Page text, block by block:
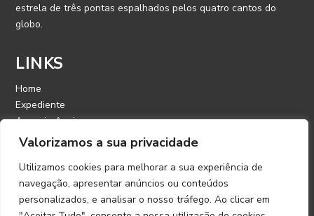
Valorizamos a sua privacidade
Utilizamos cookies para melhorar a sua experiência de
navegação, apresentar anúncios ou conteúdos
personalizados, e analisar o nosso tráfego. Ao clicar em
estrela de três pontas espalhados pelos quatro cantos do
globo.
LINKS
Home
Expediente
Anuncie Aqui
Contato
CONTATO
E-mail: contato@mercedesmagazine.com.br